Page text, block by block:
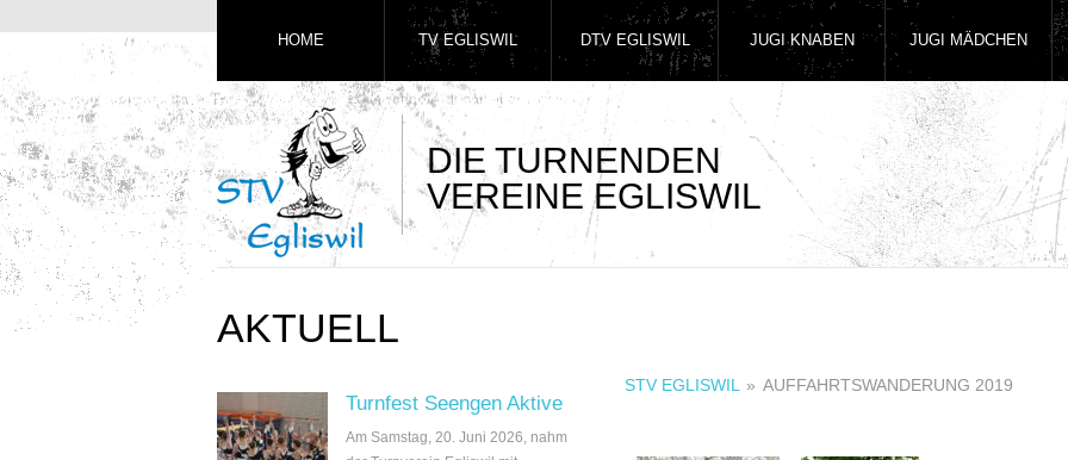
DIE TURNENDEN
VEREINE EGLISWIL
HOME TV EGLISWIL DTV EGLISWIL JUGI KNABEN JUGI MÄDCHEN
AKTUELL
Turnfest Seengen Aktive
Am Samstag, 20. Juni 2026, nahm
STV EGLISWIL » AUFFAHRTSWANDERUNG 2019